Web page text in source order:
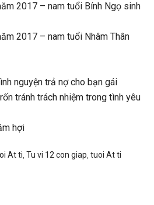
2017 – nam tuổi Bính Ngọ sinh
2017 – nam tuổi Nhâm Thân
nguyện trả nợ cho bạn gái
tránh trách nhiệm trong tình yêu
hợi
At ti ,Tu vi 12 con giap ,tuoi At ti